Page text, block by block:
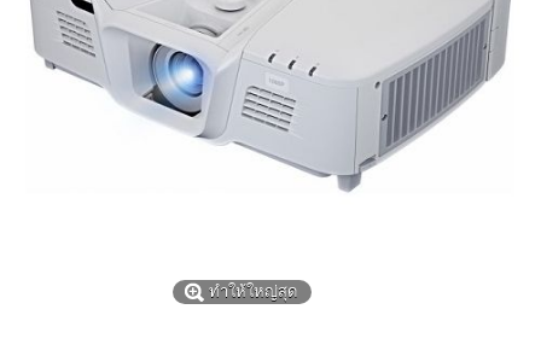
ทำให้ใหญ่สุด